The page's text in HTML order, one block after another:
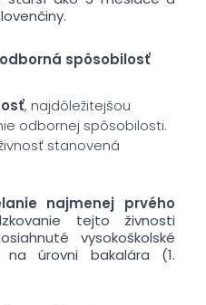
spôsobilosť
, najdôležitejšou
odbornej spôsobilosti.
stanovená
najmenej prvého
tejto živnosti
vysokoškolské
na úrovni bakalára (1.